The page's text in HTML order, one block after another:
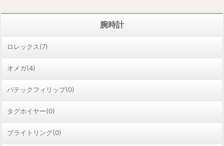
腕時計
ロレックス(7)
オメガ(4)
パテックフィリップ(0)
タグホイヤー(0)
ブライトリング(0)